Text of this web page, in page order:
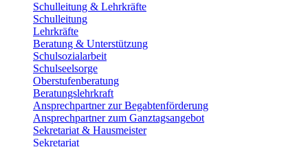
Schulleitung & Lehrkräfte
Schulleitung
Lehrkräfte
Beratung & Unterstützung
Schulsozialarbeit
Schulseelsorge
Oberstufenberatung
Beratungslehrkraft
Ansprechpartner zur Begabtenförderung
Ansprechpartner zum Ganztagsangebot
Sekretariat & Hausmeister
Sekretariat